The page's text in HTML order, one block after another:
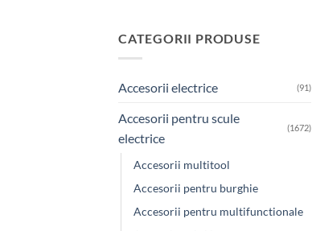
CATEGORII PRODUSE
Accesorii electrice (91)
Accesorii pentru scule
electrice
(1672)
Accesorii multitool
Accesorii pentru burghie
Accesorii pentru multifunctionale